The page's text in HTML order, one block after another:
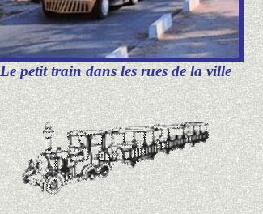
Le petit train dans les rues de la ville